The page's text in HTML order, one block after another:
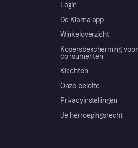
Login
De Klarna app
Winkeloverzicht
Kopersbescherming voor
consumenten
Klachten
Onze belofte
Privacyinstellingen
Je herroepingsrecht